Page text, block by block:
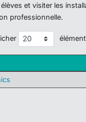
et visiter les
professionnelle.